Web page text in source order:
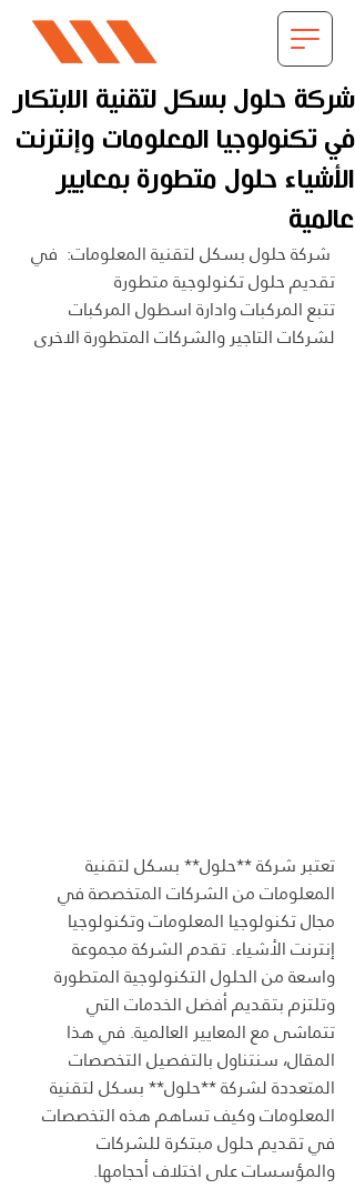
شركة حلول بسكل لتقنية الابتكار
في تكنولوجيا المعلومات وإنترنت
الأشياء حلول متطورة بمعايير
عالمية
شركة حلول بسكل لتقنية المعلومات:  في
تقديم حلول تكنولوجية متطورة
تتبع المركبات وادارة اسطول المركبات
لشركات التاجير والشركات المتطورة الاخرى
تعتبر شركة **حلول** بسكل لتقنية
المعلومات من الشركات المتخصصة في
مجال تكنولوجيا المعلومات وتكنولوجيا
إنترنت الأشياء. تقدم الشركة مجموعة
واسعة من الحلول التكنولوجية المتطورة
وتلتزم بتقديم أفضل الخدمات التي
تتماشى مع المعايير العالمية. في هذا
المقال، سنتناول بالتفصيل التخصصات
المتعددة لشركة **حلول** بسكل لتقنية
المعلومات وكيف تساهم هذه التخصصات
في تقديم حلول مبتكرة للشركات
والمؤسسات على اختلاف أحجامها.